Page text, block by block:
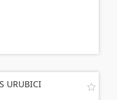
URUBICI